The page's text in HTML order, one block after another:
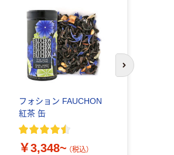
フォション FAUCHON
紅茶 缶
￥3,348~ （税込）
次のスライド